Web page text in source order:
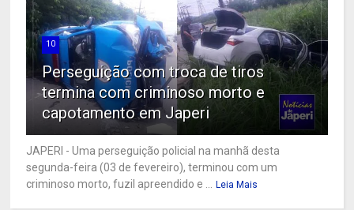
10
Perseguição com troca de tiros
termina com criminoso morto e
capotamento em Japeri
JAPERI - Uma perseguição policial na manhã desta
segunda-feira (03 de fevereiro), terminou com um
criminoso morto, fuzil apreendido e ...
Leia Mais